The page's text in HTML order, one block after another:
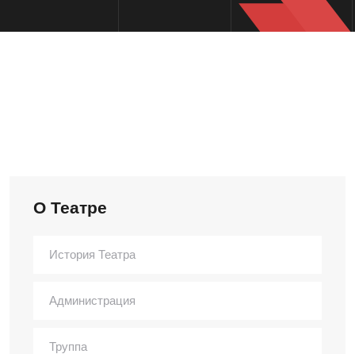
О Театре
История Театра
Администрация
Труппа